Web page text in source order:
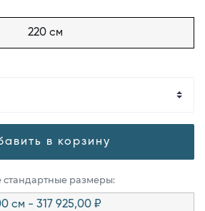
220 см
в корзину
размеры:
см - 317 925,00 ₽